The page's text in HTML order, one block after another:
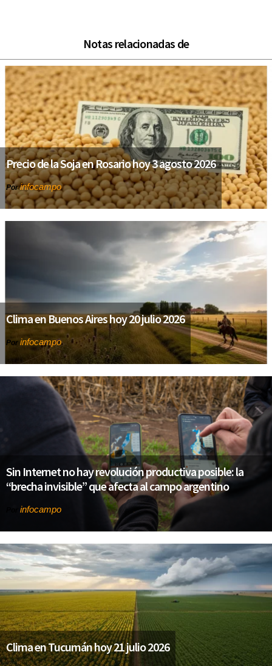
Notas relacionadas de
Precio de la Soja en Rosario hoy 3 agosto 2026
Porinfocampo
Clima en Buenos Aires hoy 20 julio 2026
Por infocampo
Sin Internet no hay revolución productiva posible: la
“brecha invisible” que afecta al campo argentino
infocampo
Clima en Tucumán hoy 21 julio 2026